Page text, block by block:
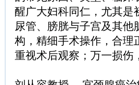
醒广大妇科同仁，尤其是
尿管、膀胱与子宫及其
构，精细手术操作，合理
重视术后观察；万一损伤